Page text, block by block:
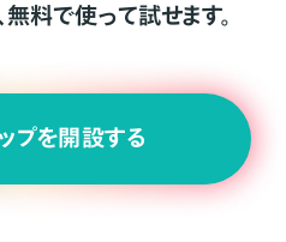
料で使って試せます。
プを開設する